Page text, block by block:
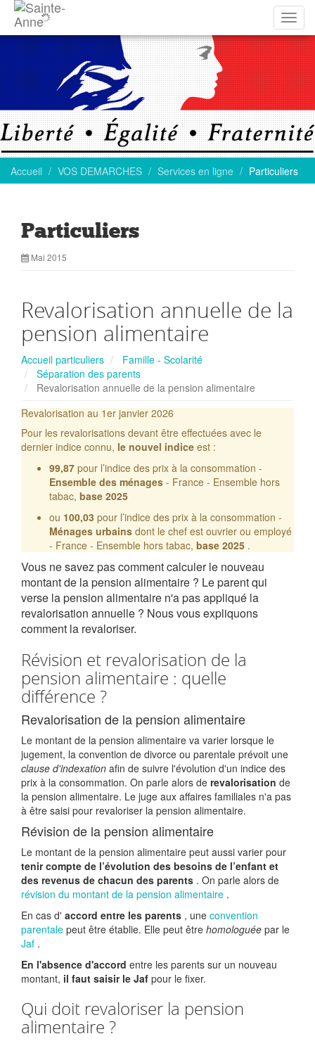
la
Accueil VOS DEMARCHES Services en ligne Particuliers
Particuliers
Mai 2015
Revalorisation annuelle de la
pension alimentaire
Accueil particuliers
Famille - Scolarité
Séparation des parents
Revalorisation annuelle de la pension alimentaire
Revalorisation au 1er janvier 2026
Pour les revalorisations devant être effectuées avec le
dernier indice connu, le nouvel indice est :
99,87 pour l’indice des prix à la consommation -
Ensemble des ménages - France - Ensemble hors
tabac, base 2025
ou 100,03 pour l’indice des prix à la consommation -
Ménages urbains dont le chef est ouvrier ou employé
- France - Ensemble hors tabac, base 2025 .
Vous ne savez pas comment calculer le nouveau
montant de la pension alimentaire ? Le parent qui
verse la pension alimentaire n'a pas appliqué la
revalorisation annuelle ? Nous vous expliquons
comment la revaloriser.
Révision et revalorisation de la
pension alimentaire : quelle
différence ?
Revalorisation de la pension alimentaire
Le montant de la pension alimentaire va varier lorsque le
jugement, la convention de divorce ou parentale prévoit une
clause d'indexation afin de suivre l'évolution d'un indice des
prix à la consommation. On parle alors de revalorisation de
la pension alimentaire. Le juge aux affaires familiales n'a pas
à être saisi pour revaloriser la pension alimentaire.
Révision de la pension alimentaire
Le montant de la pension alimentaire peut aussi varier pour
tenir compte de l’évolution des besoins de l’enfant et
des revenus de chacun des parents . On parle alors de
révision du montant de la pension alimentaire .
En cas d' accord entre les parents , une convention
parentale peut être établie. Elle peut être homologuée par le
Jaf .
En l'absence d'accord entre les parents sur un nouveau
montant, il faut saisir le Jaf pour le fixer.
Qui doit revaloriser la pension
alimentaire ?